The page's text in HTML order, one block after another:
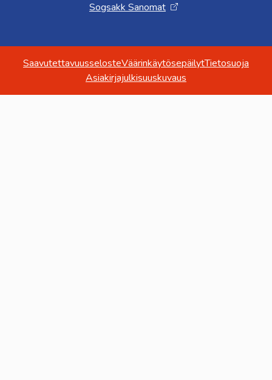
Sogsakk Sanomat
SaavutettavuusselosteVäärinkäytösepäilytTietosuoja
Asiakirjajulkisuuskuvaus